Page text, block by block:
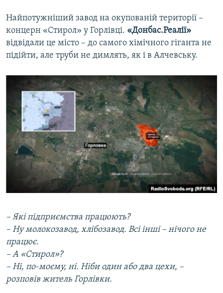
Найпотужніший завод на окупованій території –
концерн «Стирол» у Горлівці. «Донбас.Реалії»
відвідали це місто – до самого хімічного гіганта не
підійти, але труби не димлять, як і в Алчевську.
– Які підприємства працюють?
– Ну молокозавод, хлібозавод. Всі інші – нічого не
працює.
– А «Стирол»?
– Ні, по-моєму, ні. Ніби один або два цехи, –
розповів житель Горлівки.